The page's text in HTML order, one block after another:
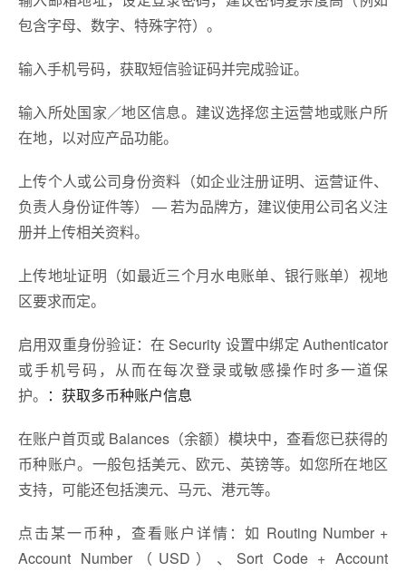
包含字母、数字、特殊字符）。
输入手机号码，获取短信验证码并完成验证。
输入所处国家／地区信息。建议选择您主运营地或账户所
在地，以对应产品功能。
上传个人或公司身份资料（如企业注册证明、运营证件、
负责人身份证件等） — 若为品牌方，建议使用公司名义注
册并上传相关资料。
上传地址证明（如最近三个月水电账单、银行账单）视地
区要求而定。
启用双重身份验证：在 Security 设置中绑定 Authenticator
或手机号码，从而在每次登录或敏感操作时多一道保
护。 ：获取多币种账户信息
在账户首页或 Balances（余额）模块中，查看您已获得的
币种账户。一般包括美元、欧元、英镑等。如您所在地区
支持，可能还包括澳元、马元、港元等。
点击某一币种，查看账户详情：如 Routing Number +
Account Number（USD）、Sort Code + Account